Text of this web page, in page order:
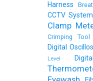
Harness
CCTV System
Clamp
Crimping Tool
Digital
Level